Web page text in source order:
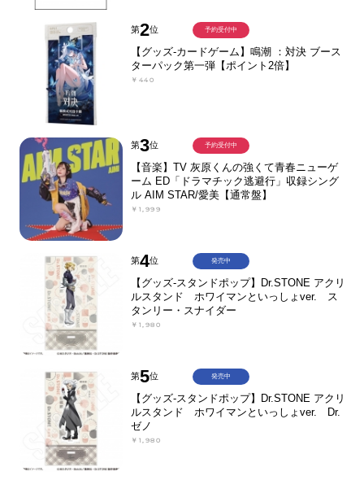
第2位
【グッズ-カードゲーム】鳴潮 ：対決 ブース
ターパック第一弾【ポイント2倍】
￥440
予約受付中
第3位
【音楽】TV 灰原くんの強くて青春ニューゲ
ーム ED「ドラマチック逃避行」収録シング
ル AIM STAR/愛美【通常盤】
￥1,999
予約受付中
第4位
【グッズ-スタンドポップ】Dr.STONE アクリ
ルスタンド ホワイマンといっしょver. ス
タンリー・スナイダー
￥1,980
発売中
第5位
【グッズ-スタンドポップ】Dr.STONE アクリ
ルスタンド ホワイマンといっしょver. Dr.
ゼノ
￥1,980
発売中